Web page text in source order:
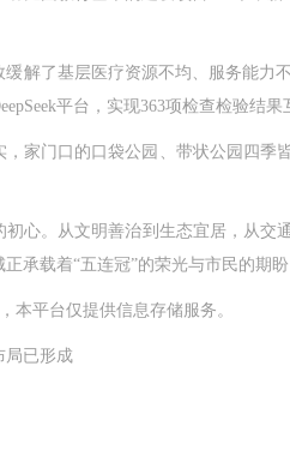
了基层医疗资源不均、服务能力
平台，实现363项检查检验结果
门口的口袋公园、带状公园四季
。从文明善治到生态宜居，从交
载着“五连冠”的荣光与市民的期
平台仅提供信息存储服务。
已形成